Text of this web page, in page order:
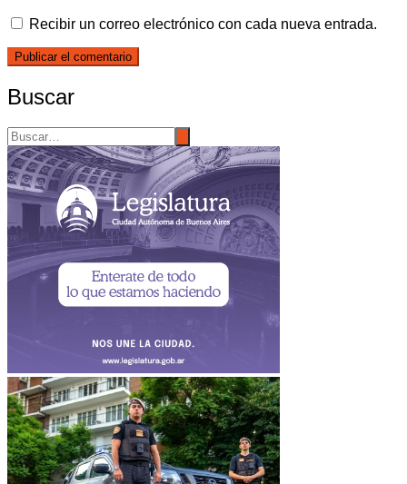
Recibir un correo electrónico con cada nueva entrada.
Buscar